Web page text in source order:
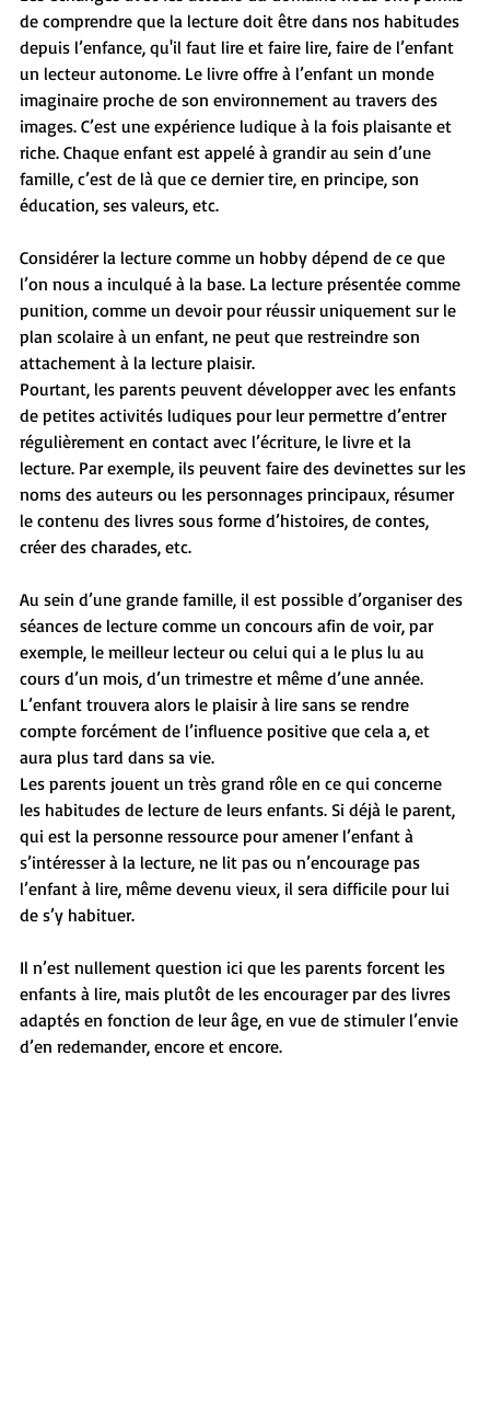
de comprendre que la lecture doit être dans nos habitudes
depuis l’enfance, qu'il faut lire et faire lire, faire de l’enfant
un lecteur autonome. Le livre offre à l’enfant un monde
imaginaire proche de son environnement au travers des
images. C’est une expérience ludique à la fois plaisante et
riche. Chaque enfant est appelé à grandir au sein d’une
famille, c’est de là que ce dernier tire, en principe, son
éducation, ses valeurs, etc.
Considérer la lecture comme un hobby dépend de ce que
l’on nous a inculqué à la base. La lecture présentée comme
punition, comme un devoir pour réussir uniquement sur le
plan scolaire à un enfant, ne peut que restreindre son
attachement à la lecture plaisir.
Pourtant, les parents peuvent développer avec les enfants
de petites activités ludiques pour leur permettre d’entrer
régulièrement en contact avec l’écriture, le livre et la
lecture. Par exemple, ils peuvent faire des devinettes sur les
noms des auteurs ou les personnages principaux, résumer
le contenu des livres sous forme d’histoires, de contes,
créer des charades, etc.
Au sein d’une grande famille, il est possible d’organiser des
séances de lecture comme un concours afin de voir, par
exemple, le meilleur lecteur ou celui qui a le plus lu au
cours d’un mois, d’un trimestre et même d’une année.
L’enfant trouvera alors le plaisir à lire sans se rendre
compte forcément de l’influence positive que cela a, et
aura plus tard dans sa vie.
Les parents jouent un très grand rôle en ce qui concerne
les habitudes de lecture de leurs enfants. Si déjà le parent,
qui est la personne ressource pour amener l’enfant à
s’intéresser à la lecture, ne lit pas ou n’encourage pas
l’enfant à lire, même devenu vieux, il sera difficile pour lui
de s’y habituer.
Il n’est nullement question ici que les parents forcent les
enfants à lire, mais plutôt de les encourager par des livres
adaptés en fonction de leur âge, en vue de stimuler l’envie
d’en redemander, encore et encore.